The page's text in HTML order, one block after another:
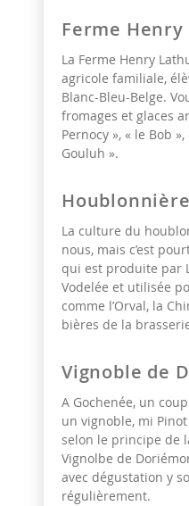
Ferme
La Ferme Henry
agricole familiale,
Blanc-Bleu-Belge.
fromages et glaces
Pernocy », « le Bob
Gouluh ».
La culture du
nous, mais c’est
qui est produite par
Vodelée et utilisée
comme l’Orval, la
bières de la
Vignoble de
A Gochenée, un
un vignoble, mi
selon le principe de
Vignolbe de
avec dégustation y
régulièrement.